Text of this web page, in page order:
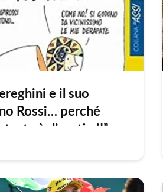
e il suo
Rossi… perché
è divertirsi!”.